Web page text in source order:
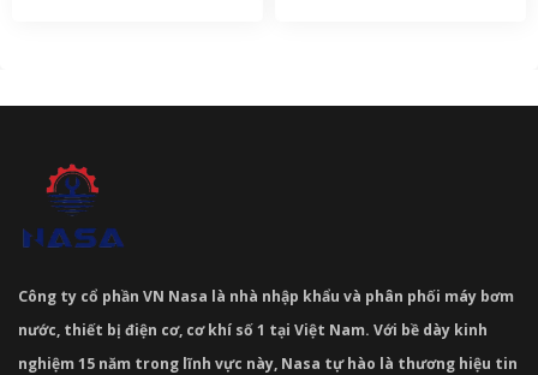
Công ty cổ phần VN Nasa là nhà nhập khẩu và phân phối máy bơm
nước, thiết bị điện cơ, cơ khí số 1 tại Việt Nam. Với bề dày kinh
nghiệm 15 năm trong lĩnh vực này, Nasa tự hào là thương hiệu tin